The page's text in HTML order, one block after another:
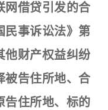
网借贷引发的合
民事诉讼法》第
他财产权益纠纷
被告住所地、合
告住所地、标的